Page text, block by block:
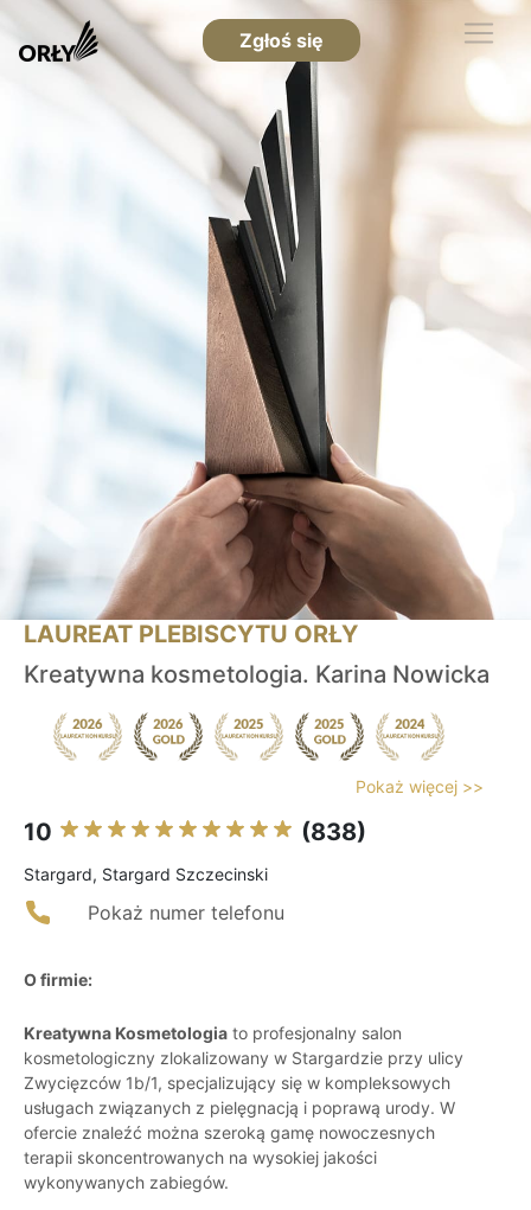
Zgłoś się
LAUREAT PLEBISCYTU ORŁY
Kreatywna kosmetologia. Karina Nowicka
Pokaż więcej >>
10 (838)
Stargard, Stargard Szczecinski
Pokaż numer telefonu
O firmie:
Kreatywna Kosmetologia to profesjonalny salon
kosmetologiczny zlokalizowany w Stargardzie przy ulicy
Zwycięzców 1b/1, specjalizujący się w kompleksowych
usługach związanych z pielęgnacją i poprawą urody. W
ofercie znaleźć można szeroką gamę nowoczesnych
terapii skoncentrowanych na wysokiej jakości
wykonywanych zabiegów.